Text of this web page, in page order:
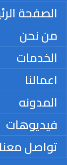
الصفحة
من نحن
الخدمات
اعمالنا
المدونه
فيديوهات
تواصل معنا